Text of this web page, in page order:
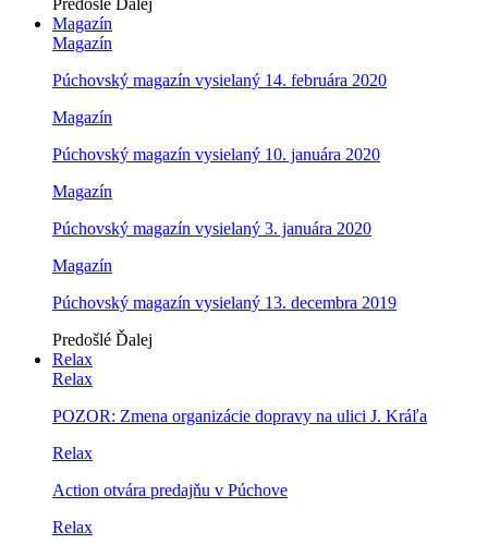
Predošlé Ďalej
Magazín
Magazín
Púchovský magazín vysielaný 14. februára 2020
Magazín
Púchovský magazín vysielaný 10. januára 2020
Magazín
Púchovský magazín vysielaný 3. januára 2020
Magazín
Púchovský magazín vysielaný 13. decembra 2019
Predošlé Ďalej
Relax
Relax
POZOR: Zmena organizácie dopravy na ulici J. Kráľa
Relax
Action otvára predajňu v Púchove
Relax